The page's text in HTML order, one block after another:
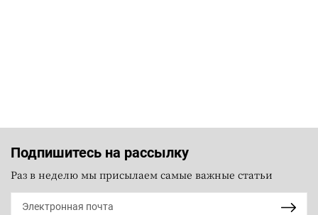
Подпишитесь на рассылку
Раз в неделю мы присылаем самые важные статьи